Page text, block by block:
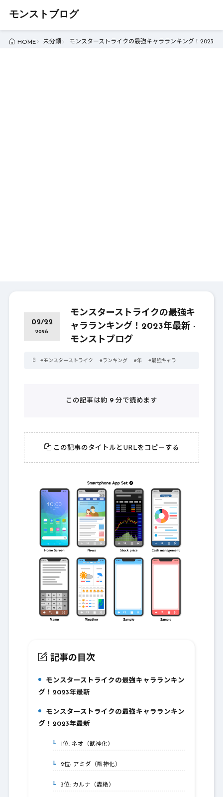
モンストブログ
HOME 未分類 モンスターストライクの最強キャラランキング！2023年
02/22
2026
モンスターストライクの最強キ
ャラランキング！2023年最新 -
モンストブログ
#モンスターストライク #ランキング #年 #最強キャラ
この記事は約 9 分で読めます
この記事のタイトルとURLをコピーする
記事の目次
モンスターストライクの最強キャラランキン
グ！2023年最新
モンスターストライクの最強キャラランキン
グ！2023年最新
2-1. 1位: ネオ（獣神化）
2-2.2位: アミダ（獣神化）
2-3.3位: カルナ（轟絶）